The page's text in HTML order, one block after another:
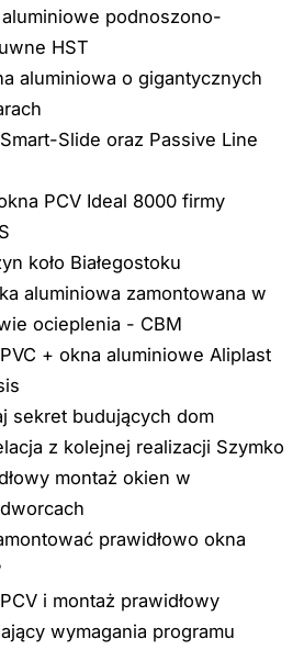
podnoszono-
HST
aluminiowa o gigantycznych
Slide oraz Passive Line
PCV Ideal 8000 firmy
koło Białegostoku
aluminiowa zamontowana w
ocieplenia - CBM
+ okna aluminiowe Aliplast
sekret budujących dom
z kolejnej realizacji Szymko
montaż okien w
prawidłowo okna
i montaż prawidłowy
wymagania programu